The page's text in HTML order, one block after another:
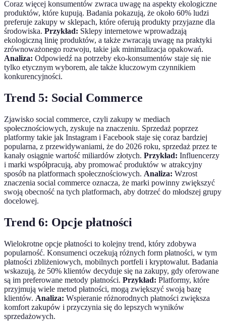
Coraz więcej konsumentów zwraca uwagę na aspekty ekologiczne
produktów, które kupują. Badania pokazują, że około 60% ludzi
preferuje zakupy w sklepach, które oferują produkty przyjazne dla
środowiska. Przykład: Sklepy internetowe wprowadzają
ekologiczną linię produktów, a także zwracają uwagę na praktyki
zrównoważonego rozwoju, takie jak minimalizacja opakowań.
Analiza: Odpowiedź na potrzeby eko-konsumentów staje się nie
tylko etycznym wyborem, ale także kluczowym czynnikiem
konkurencyjności.
Trend 5: Social Commerce
Zjawisko social commerce, czyli zakupy w mediach
społecznościowych, zyskuje na znaczeniu. Sprzedaż poprzez
platformy takie jak Instagram i Facebook staje się coraz bardziej
popularna, z przewidywaniami, że do 2026 roku, sprzedaż przez te
kanały osiągnie wartość miliardów złotych. Przykład: Influencerzy
i marki współpracują, aby promować produktów w atrakcyjny
sposób na platformach społecznościowych. Analiza: Wzrost
znaczenia social commerce oznacza, że marki powinny zwiększyć
swoją obecność na tych platformach, aby dotrzeć do młodszej grupy
docelowej.
Trend 6: Opcje płatności
Wielokrotne opcje płatności to kolejny trend, który zdobywa
popularność. Konsumenci oczekują różnych form płatności, w tym
płatności zbliżeniowych, mobilnych portfeli i kryptowalut. Badania
wskazują, że 50% klientów decyduje się na zakupy, gdy oferowane
są im preferowane metody płatności. Przykład: Platformy, które
przyjmują wiele metod płatności, mogą zwiększyć swoją bazę
klientów. Analiza: Wspieranie różnorodnych płatności zwiększa
komfort zakupów i przyczynia się do lepszych wyników
sprzedażowych.